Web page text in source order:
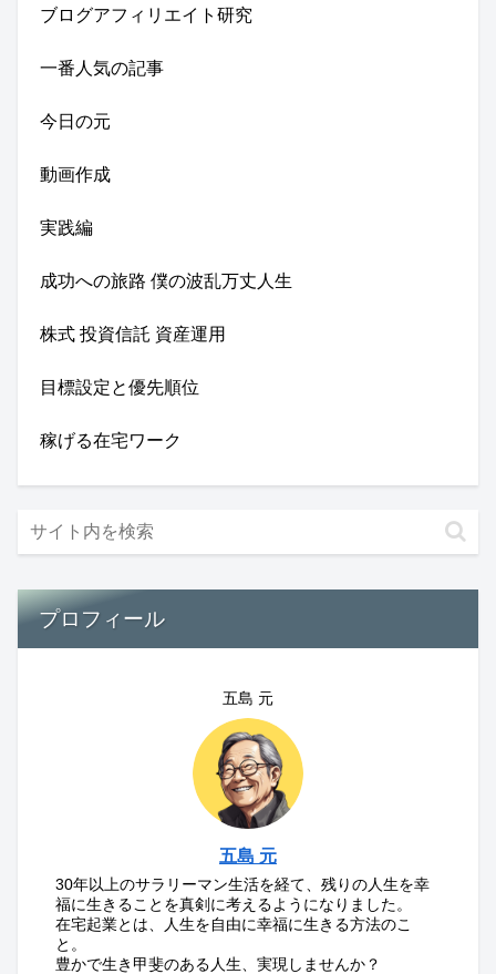
ブログアフィリエイト研究
一番人気の記事
今日の元
動画作成
実践編
成功への旅路 僕の波乱万丈人生
株式 投資信託 資産運用
目標設定と優先順位
稼げる在宅ワーク
プロフィール
五島 元
五島 元
30年以上のサラリーマン生活を経て、残りの人生を幸
福に生きることを真剣に考えるようになりました。
在宅起業とは、人生を自由に幸福に生きる方法のこ
と。
豊かで生き甲斐のある人生、実現しませんか？